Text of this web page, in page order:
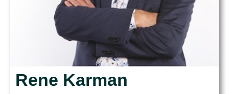
Rene Karman